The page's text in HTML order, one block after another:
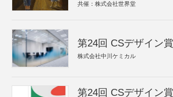
共催：株式会社世界堂
第24回 CSデザイン
株式会社中川ケミカル
第24回 CSデザイン